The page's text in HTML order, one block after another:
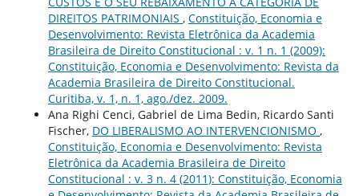
DIREITOS PATRIMONIAIS , Constituição, Economia e
Desenvolvimento: Revista Eletrônica da Academia
Brasileira de Direito Constitucional : v. 1 n. 1 (2009):
Constituição, Economia e Desenvolvimento: Revista da
Academia Brasileira de Direito Constitucional.
Curitiba, v. 1, n. 1, ago./dez. 2009.
Ana Righi Cenci, Gabriel de Lima Bedin, Ricardo Santi
Fischer, DO LIBERALISMO AO INTERVENCIONISMO ,
Constituição, Economia e Desenvolvimento: Revista
Eletrônica da Academia Brasileira de Direito
Constitucional : v. 3 n. 4 (2011): Constituição, Economia